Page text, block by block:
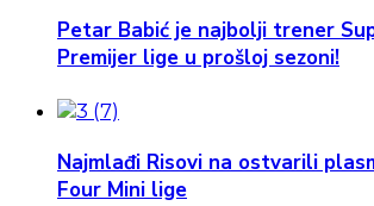
Petar Babić je najbolji trener
Premijer lige u prošloj sezoni!
Najmlađi Risovi na ostvarili
Four Mini lige